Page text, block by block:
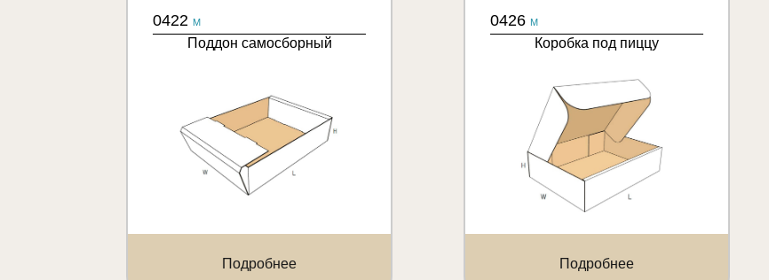
0422 M
Поддон самосборный
Подробнее
0426 M
Коробка под пиццу
Подробнее